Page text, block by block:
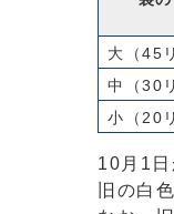
大（45
中（30
小（20
10月1日
旧の白